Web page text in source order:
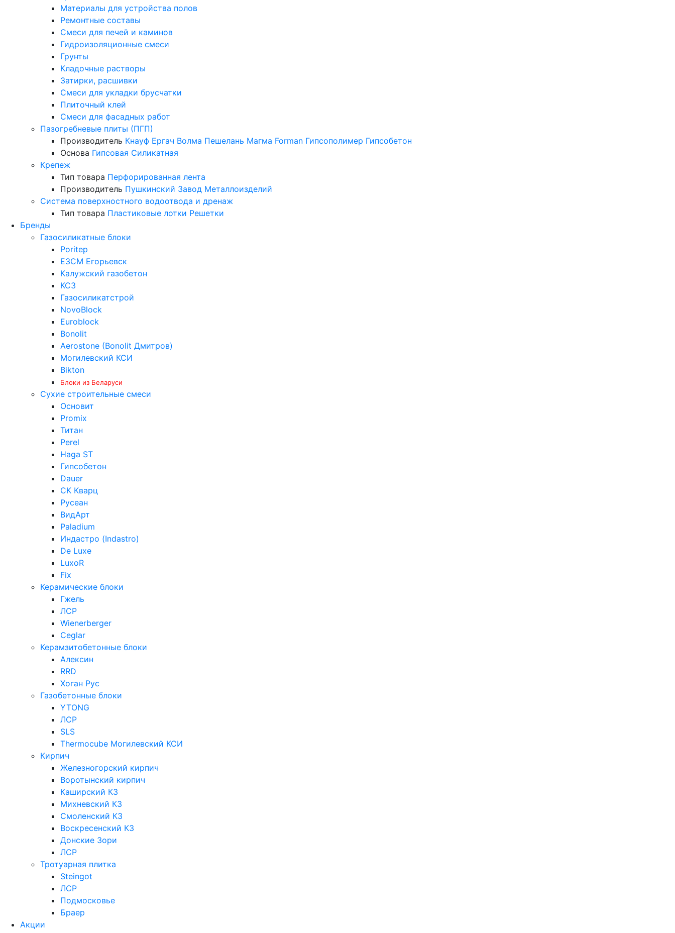
Материалы для устройства полов
Ремонтные составы
Смеси для печей и каминов
Гидроизоляционные смеси
Грунты
Кладочные растворы
Затирки, расшивки
Смеси для укладки брусчатки
Плиточный клей
Смеси для фасадных работ
Пазогребневые плиты (ПГП)
Производитель Кнауф Ергач Волма Пешелань Магма Forman Гипсополимер Гипсобетон
Основа Гипсовая Силикатная
Крепеж
Тип товара Перфорированная лента
Производитель Пушкинский Завод Металлоизделий
Система поверхностного водоотвода и дренаж
Тип товара Пластиковые лотки Решетки
Бренды
Газосиликатные блоки
Poritep
ЕЗСМ Егорьевск
Калужский газобетон
КСЗ
Газосиликатстрой
NovoBlock
Euroblock
Bonolit
Aerostone (Bonolit Дмитров)
Могилевский КСИ
Bikton
Блоки из Беларуси
Сухие строительные смеси
Основит
Promix
Титан
Perel
Haga ST
Гипсобетон
Dauer
СК Кварц
Русеан
ВидАрт
Paladium
Индастро (Indastro)
De Luxe
LuxoR
Fix
Керамические блоки
Гжель
ЛСР
Wienerberger
Ceglar
Керамзитобетонные блоки
Алексин
RRD
Хоган Рус
Газобетонные блоки
YTONG
ЛСР
SLS
Thermocube Могилевский КСИ
Кирпич
Железногорский кирпич
Воротынский кирпич
Каширский КЗ
Михневский КЗ
Смоленский КЗ
Воскресенский КЗ
Донские Зори
ЛСР
Тротуарная плитка
Steingot
ЛСР
Подмосковье
Браер
Акции